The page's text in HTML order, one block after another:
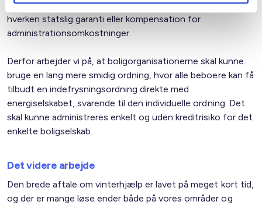
lovforslagene, og der er således heller ikke lagt op til
hverken statslig garanti eller kompensation for
administrationsomkostninger.
Derfor arbejder vi på, at boligorganisationerne skal kunne
bruge en lang mere smidig ordning, hvor alle beboere kan få
tilbudt en indefrysningsordning direkte med
energiselskabet, svarende til den individuelle ordning. Det
skal kunne administreres enkelt og uden kreditrisiko for det
enkelte boligselskab.
Det videre arbejde
Den brede aftale om vinterhjælp er lavet på meget kort tid,
og der er mange løse ender både på vores områder og